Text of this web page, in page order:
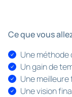
Ce que vous
Une
Un gain de
Une
Une vision